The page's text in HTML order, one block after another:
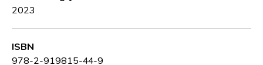
2023
ISBN
978-2-919815-44-9